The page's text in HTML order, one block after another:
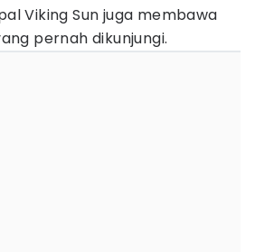
Viking Sun juga membawa
pernah dikunjungi.